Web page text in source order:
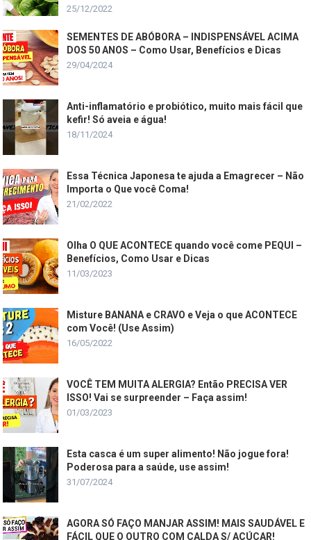
25/12/2022
SEMENTES DE ABÓBORA – INDISPENSÁVEL ACIMA
DOS 50 ANOS – Como Usar, Benefícios e Dicas
29/04/2024
Anti-inflamatório e probiótico, muito mais fácil que
kefir! Só aveia e água!
18/11/2024
Essa Técnica Japonesa te ajuda a Emagrecer – Não
Importa o Que você Coma!
21/02/2022
Olha O QUE ACONTECE quando você come PEQUI –
Benefícios, Como Usar e Dicas
11/03/2023
Misture BANANA e CRAVO e Veja o que ACONTECE
com Você! (Use Assim)
16/05/2022
VOCÊ TEM MUITA ALERGIA? Então PRECISA VER
ISSO! Vai se surpreender – Faça assim!
01/03/2023
Esta casca é um super alimento! Não jogue fora!
Poderosa para a saúde, use assim!
31/07/2024
AGORA SÓ FAÇO MANJAR ASSIM! MAIS SAUDÁVEL E
FÁCIL QUE O OUTRO COM CALDA S/ AÇÚCAR!